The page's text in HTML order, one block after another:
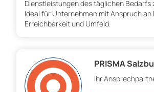
Dienstleistungen des täglichen Bedarfs
Ideal für Unternehmen mit Anspruch an
Erreichbarkeit und Umfeld.
PRISMA
Ihr